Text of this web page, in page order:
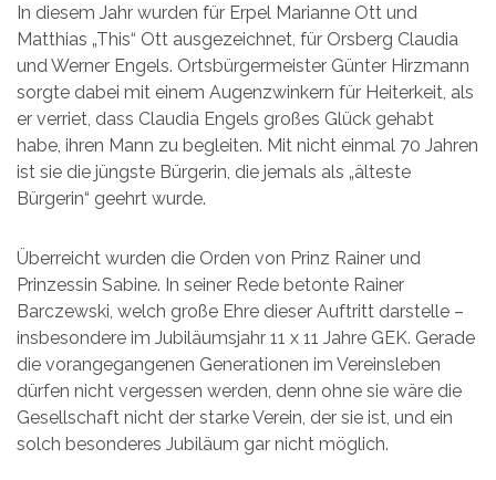
In diesem Jahr wurden für Erpel Marianne Ott und
Matthias „This“ Ott ausgezeichnet, für Orsberg Claudia
und Werner Engels. Ortsbürgermeister Günter Hirzmann
sorgte dabei mit einem Augenzwinkern für Heiterkeit, als
er verriet, dass Claudia Engels großes Glück gehabt
habe, ihren Mann zu begleiten. Mit nicht einmal 70 Jahren
ist sie die jüngste Bürgerin, die jemals als „älteste
Bürgerin“ geehrt wurde.
Überreicht wurden die Orden von Prinz Rainer und
Prinzessin Sabine. In seiner Rede betonte Rainer
Barczewski, welch große Ehre dieser Auftritt darstelle –
insbesondere im Jubiläumsjahr 11 x 11 Jahre GEK. Gerade
die vorangegangenen Generationen im Vereinsleben
dürfen nicht vergessen werden, denn ohne sie wäre die
Gesellschaft nicht der starke Verein, der sie ist, und ein
solch besonderes Jubiläum gar nicht möglich.